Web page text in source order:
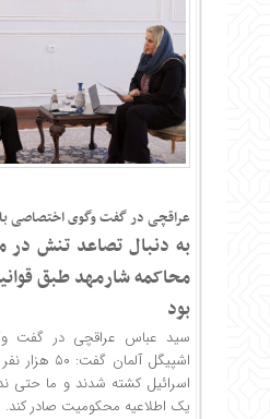
عراقچی در گفت وگوی اختصاصی
به دنبال تصاعد تنش در
محاکمه شارمهد طبق
بود
سید عباس عراقچی در گفت
اشپیگل آلمان
اسرائیل کشته شدند و ما حتی
یک اطلاعیه محکومیت صادر کند.